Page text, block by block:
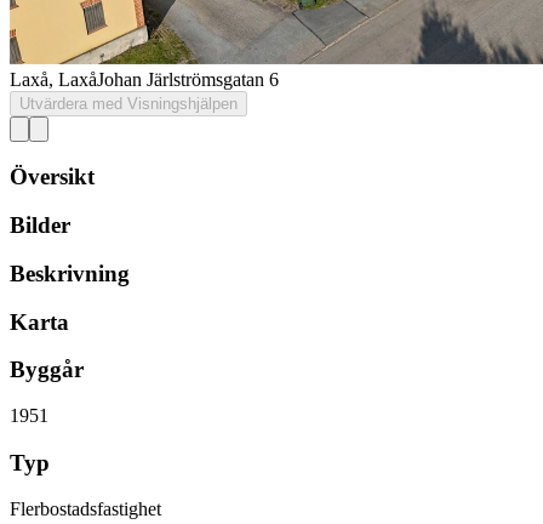
Laxå, LaxåJohan Järlströmsgatan 6
Utvärdera med Visningshjälpen
Översikt
Bilder
Beskrivning
Karta
Byggår
1951
Typ
Flerbostadsfastighet